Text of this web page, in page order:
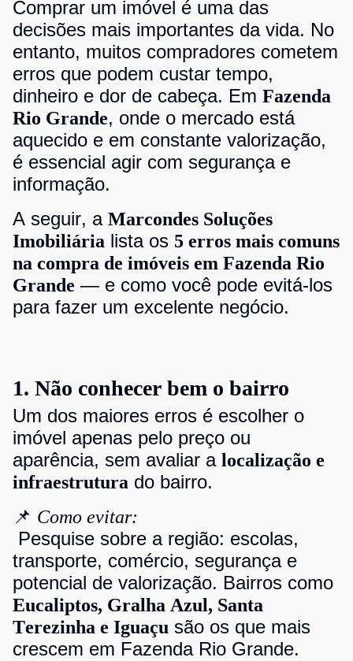
Comprar um imóvel é uma das
decisões mais importantes da vida. No
entanto, muitos compradores cometem
erros que podem custar tempo,
dinheiro e dor de cabeça. Em Fazenda
Rio Grande, onde o mercado está
aquecido e em constante valorização,
é essencial agir com segurança e
informação.
A seguir, a Marcondes Soluções
Imobiliária lista os 5 erros mais comuns
na compra de imóveis em Fazenda Rio
Grande — e como você pode evitá-los
para fazer um excelente negócio.
1. Não conhecer bem o bairro
Um dos maiores erros é escolher o
imóvel apenas pelo preço ou
aparência, sem avaliar a localização e
infraestrutura do bairro.
📌 Como evitar:
Pesquise sobre a região: escolas,
transporte, comércio, segurança e
potencial de valorização. Bairros como
Eucaliptos, Gralha Azul, Santa
Terezinha e Iguaçu são os que mais
crescem em Fazenda Rio Grande.